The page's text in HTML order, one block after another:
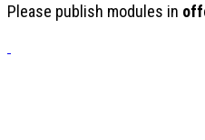
Please publish modules in